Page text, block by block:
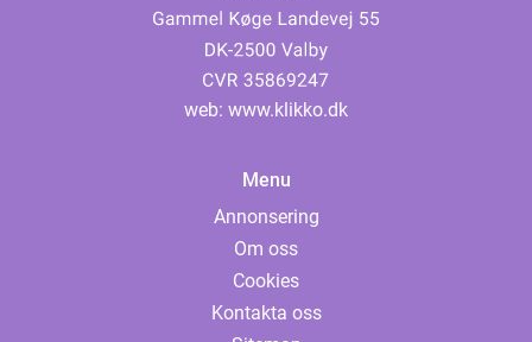
web: www.klikko.dk
Menu
Annonsering
Om oss
Cookies
Kontakta oss